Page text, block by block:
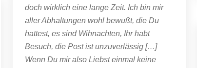
doch wirklich eine lange Zeit. Ich bin mir
aller Abhaltungen wohl bewußt, die Du
hattest, es sind Wihnachten, Ihr habt
Besuch, die Post ist unzuverlässig […]
Wenn Du mir also Liebst einmal keine